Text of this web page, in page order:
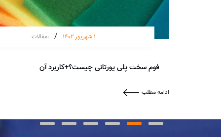
1 شهریور 1402 /
:مقالات
فوم سخت پلی یورتانی چیست؟+کاربرد آن
ادامه مطلب